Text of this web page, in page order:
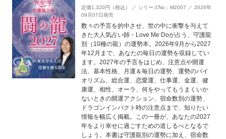
定価1,320円（税込） ／ シリーズNo：M2007 ／ 2026年
09月07日発売
数々の予言を的中させ、世の中に衝撃を与えて
きた大人気占い師・Love Me Doが占う、守護龍
別（10種の龍）の運勢本。2026年9月から2027
年12月まで、あなたの毎日の運勢を収録してい
ます。2027年の予言をはじめ、注意点や開運
法、基本性格、月運＆毎日の運勢、運勢のバイ
オリズム、総合運、恋愛運、仕事運、金運、健
康運、相性、オーラ、何をやってもうまくいか
ないときの開運アクション、宿命数別の運勢、
ドラゴンインパクト時の注意点まで、知りたい
情報を幅広く掲載。この一冊が、あなたの2027
年をより幸せに過ごすための道しるべとなるで
しょう。本書は守護龍別の運勢に加え、宿命数